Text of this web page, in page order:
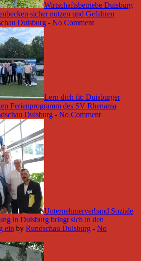
Wirtschaftsbetriebe Duisburg
sicher nutzen und Gefahren
Duisburg - No Comment
Lern dich fit: Duisburger
Ferienprogramm des SV Rhenania
Duisburg - No Comment
Unternehmerverband Soziale
in Duisburg bringt sich in den
ein by Rundschau Duisburg - No